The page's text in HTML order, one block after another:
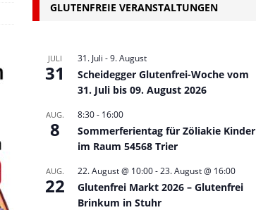
GLUTENFREIE VERANSTALTUNGEN
JULI
31
31. Juli -9. August
Scheidegger Glutenfrei-Woche vom
31. Juli bis 09. August 2026
AUG.
8
8:30- 16:00
Sommerferientag für Zöliakie Kinder
im Raum 54568 Trier
AUG.
22
22. August @ 10:00-23. August @ 16:00
Glutenfrei Markt 2026 – Glutenfrei
Brinkum in Stuhr